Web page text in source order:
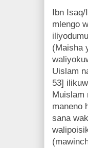
Ibn Isaq/
mlengo
(Maisha
Uislam
53]
Muislam
maneno
sana